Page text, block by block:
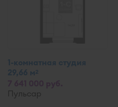
1-комнатная студия
29,66 м2
Пульсар